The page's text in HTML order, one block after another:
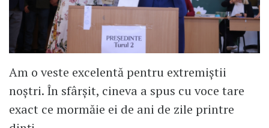
Am o veste excelentă pentru extremiștii
noștri. În sfârșit, cineva a spus cu voce tare
exact ce mormăie ei de ani de zile printre